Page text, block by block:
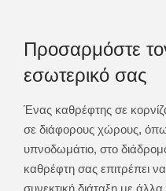
Προσαρμόστε
εσωτερικό σας
Ένας καθρέφτης σε
σε διάφορους χώρους,
υπνοδωμάτιο, στο
καθρέφτη σας επιτρέπει
συνεκτική διάταξη με